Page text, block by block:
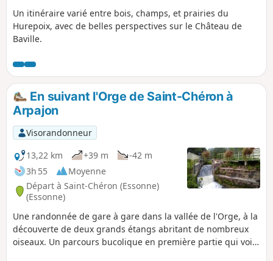
Un itinéraire varié entre bois, champs, et prairies du
Hurepoix, avec de belles perspectives sur le Château de
Baville.
En suivant l'Orge de Saint-Chéron à
Arpajon
Visorandonneur
13,22 km
+39 m
-42 m
3h 55
Moyenne
Départ à Saint-Chéron (Essonne)
(Essonne)
Une randonnée de gare à gare dans la vallée de l'Orge, à la
découverte de deux grands étangs abritant de nombreux
oiseaux. Un parcours bucolique en première partie qui voit